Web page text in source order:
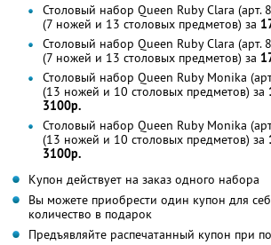
Столовый набор Queen Ruby Clara (арт.
(7 ножей и 13 столовых предметов) за
Столовый набор Queen Ruby Clara (арт.
(7 ножей и 13 столовых предметов) за
Столовый набор Queen Ruby Monika
(13 ножей и 10 столовых предметов) за
3100р.
Столовый набор Queen Ruby Monika
(13 ножей и 10 столовых предметов) за
3100р.
Купон действует на заказ одного набора
Вы можете приобрести один купон для
количество в подарок
Предъявляйте распечатанный купон при